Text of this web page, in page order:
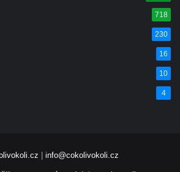
718
230
16
10
4
info@cokolivokoli.cz